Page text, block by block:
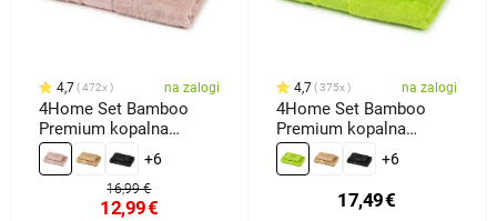
4,7 472x na zalogi
4Home Set Bamboo
Premium kopalna
brisača inbrisača roza,
70 x 140 cm, 50 x 100
+6
16,99 €
12,99€
4,7 375x na zalogi
4Home Set Bamboo
Premium kopalna
brisača inbrisača
zelena, 70 x 140 cm, 50
x 100 cm
+6
17,49€